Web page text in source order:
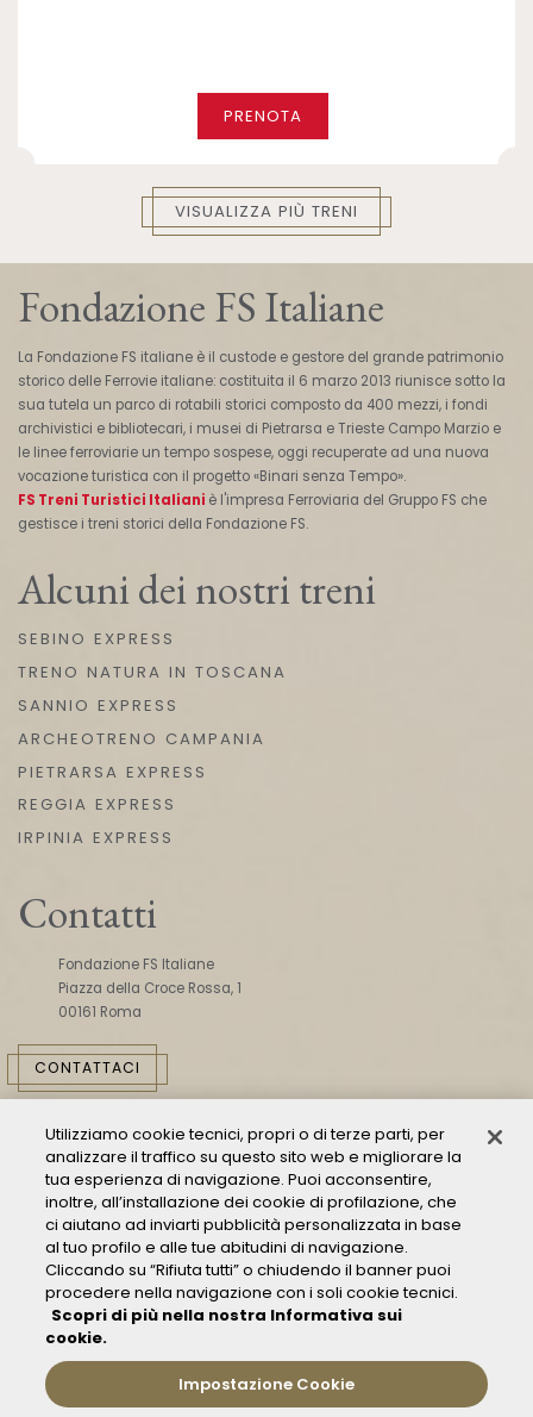
PRENOTA
VISUALIZZA PIÙ TRENI
Fondazione FS Italiane
La Fondazione FS italiane è il custode e gestore del grande patrimonio
storico delle Ferrovie italiane: costituita il 6 marzo 2013 riunisce sotto la
sua tutela un parco di rotabili storici composto da 400 mezzi, i fondi
archivistici e bibliotecari, i musei di Pietrarsa e Trieste Campo Marzio e
le linee ferroviarie un tempo sospese, oggi recuperate ad una nuova
vocazione turistica con il progetto «Binari senza Tempo».
FS Treni Turistici Italiani è l'impresa Ferroviaria del Gruppo FS che
gestisce i treni storici della Fondazione FS.
Alcuni dei nostri treni
SEBINO EXPRESS
TRENO NATURA IN TOSCANA
SANNIO EXPRESS
ARCHEOTRENO CAMPANIA
PIETRARSA EXPRESS
REGGIA EXPRESS
IRPINIA EXPRESS
Contatti
Fondazione FS Italiane
Piazza della Croce Rossa, 1
00161 Roma
CONTATTACI
Consulta il Modello 231
Gestione delle segnalazioni - Whistleblowing
Condizioni Generali di Trasporto
Privacy policy
FAQ
Utilizziamo cookie tecnici, propri o di terze parti, per
analizzare il traffico su questo sito web e migliorare la
tua esperienza di navigazione. Puoi acconsentire,
inoltre, all’installazione dei cookie di profilazione, che
ci aiutano ad inviarti pubblicità personalizzata in base
al tuo profilo e alle tue abitudini di navigazione.
Cliccando su “Rifiuta tutti” o chiudendo il banner puoi
procedere nella navigazione con i soli cookie tecnici.
Scopri di più nella nostra Informativa sui
cookie.
Impostazione Cookie